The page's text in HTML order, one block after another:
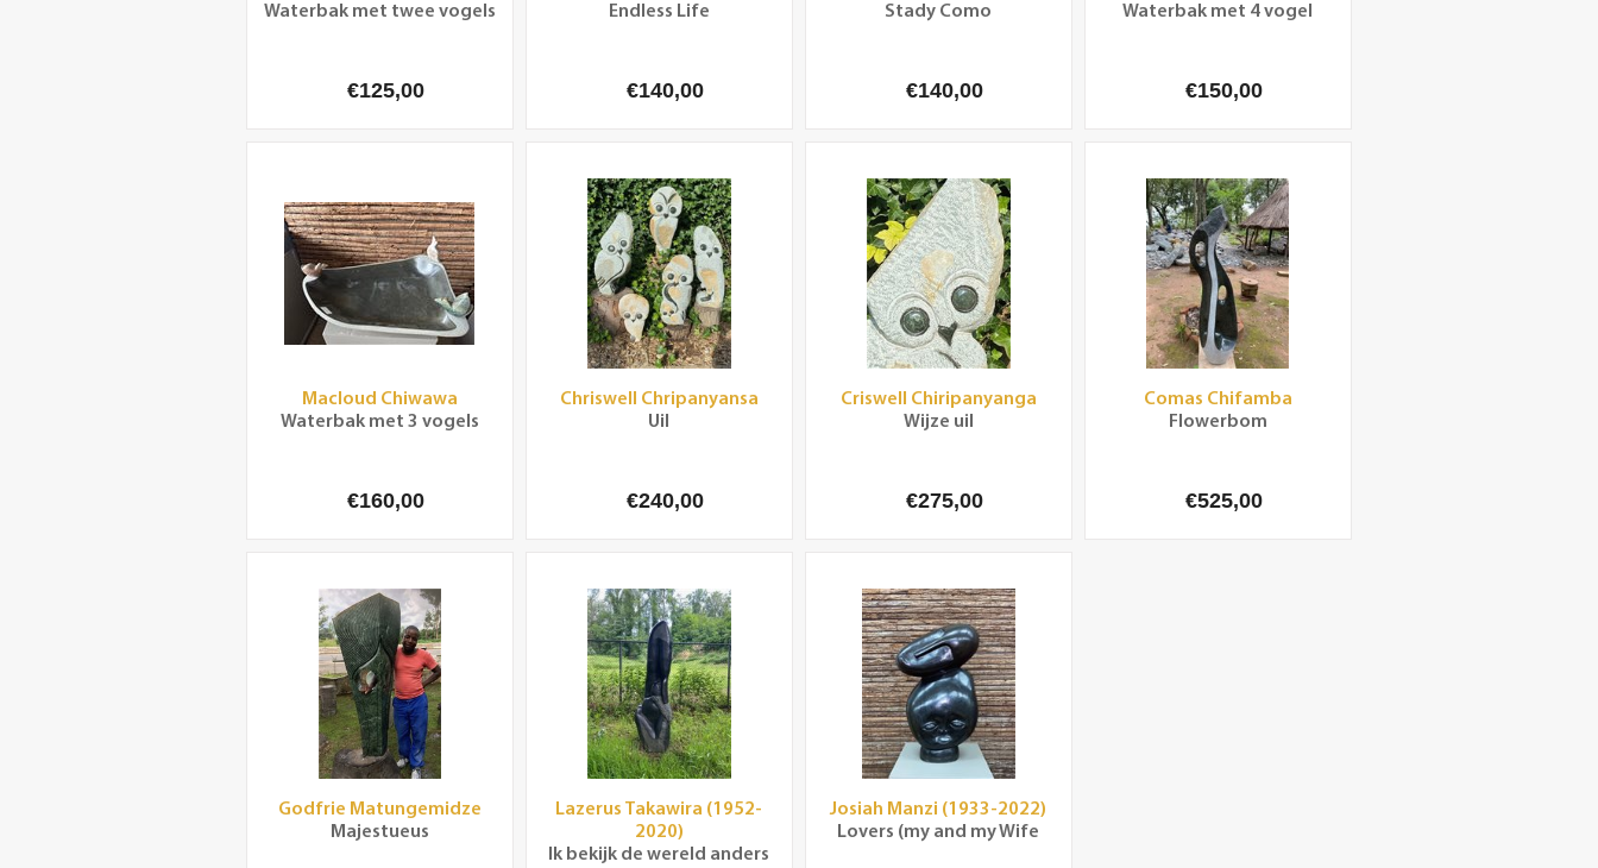
Waterbak met twee vogels
€125,00
Endless Life
€140,00
Stady Como
€140,00
Waterbak met 4 vogel
€150,00
Macloud Chiwawa
Waterbak met 3 vogels
€160,00
Chriswell Chripanyansa
Uil
€240,00
Criswell Chiripanyanga
Wijze uil
€275,00
Comas Chifamba
Flowerbom
€525,00
Godfrie Matungemidze
Majestueus
Lazerus Takawira (1952-
2020)
Ik bekijk de wereld anders
Josiah Manzi (1933-2022)
Lovers (my and my Wife